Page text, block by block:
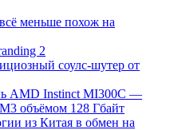
меньше похож на
2
соулс-шутер от
AMD Instinct MI300C —
объёмом 128 Гбайт
из Китая в обмен на